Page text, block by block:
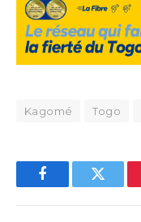
Kagomé Togo
FacebookTwitter